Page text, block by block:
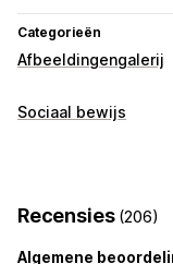
Categorieën
Afbeeldingengalerij
Gallerijtypen
Aangepaste stijlen
Sociaal bewijs
Aangepaste opmaak
Recensies (206)
Algemene